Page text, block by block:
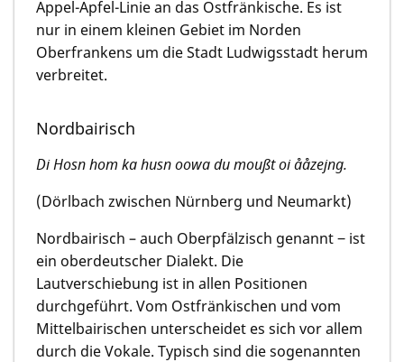
Appel-Apfel-Linie an das Ostfränkische. Es ist
nur in einem kleinen Gebiet im Norden
Oberfrankens um die Stadt Ludwigsstadt herum
verbreitet.
Nordbairisch
Di Hosn hom ka husn oowa du moußt oi ååzejng.
(Dörlbach zwischen Nürnberg und Neumarkt)
Nordbairisch – auch Oberpfälzisch genannt ‒ ist
ein oberdeutscher Dialekt. Die
Lautverschiebung ist in allen Positionen
durchgeführt. Vom Ostfränkischen und vom
Mittelbairischen unterscheidet es sich vor allem
durch die Vokale. Typisch sind die sogenannten